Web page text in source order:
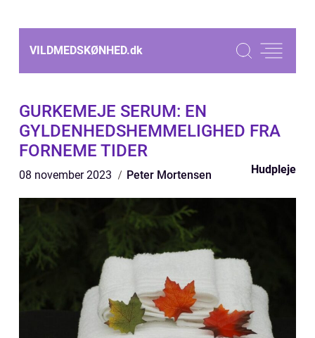
VILDMEDSKØNHED.dk
GURKEMEJE SERUM: EN
GYLDENHEDSHEMMELIGHED FRA
FORNEME TIDER
08 november 2023 Peter Mortensen Hudpleje